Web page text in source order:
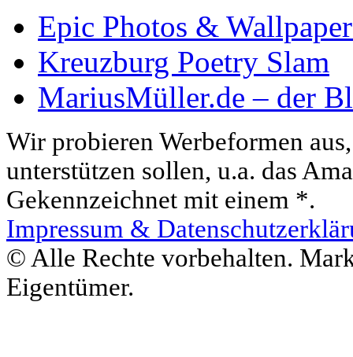
Epic Photos &
Kreuzburg Poetry Slam
MariusMüller.de – der
Wir probieren Werbeformen
unterstützen sollen, u.a. das
Gekennzeichnet mit einem *.
Impressum &
© Alle Rechte vorbehalten.
Eigentümer.